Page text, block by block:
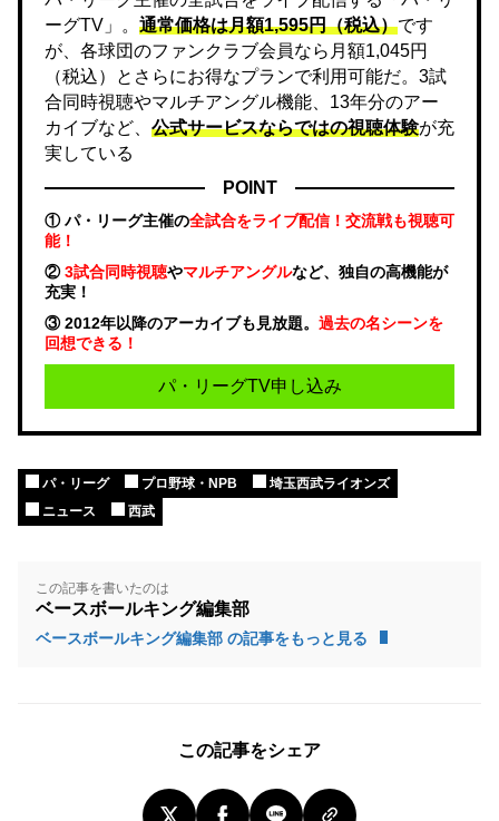
ーグTV」。 通常価格は月額1,595円（税込）です
が、各球団のファンクラブ会員なら月額1,045円
（税込）とさらにお得なプランで利用可能だ。3試
合同時視聴やマルチアングル機能、13年分のアー
カイブなど、 公式サービスならではの視聴体験が充
実している
POINT
① パ・リーグ主催の全試合をライブ配信！交流戦も視聴可
能！
②3試合同時視聴やマルチアングルなど、独自の高機能が
充実！
③ 2012年以降のアーカイブも見放題。 過去の名シーンを
回想できる！
パ・リーグTV申し込み
パ・リーグ プロ野球・NPB
埼玉西武ライオンズ
ニュース
西武
この記事を書いたのは
ベースボールキング編集部
ベースボールキング編集部 の記事をもっと見る
この記事をシェア